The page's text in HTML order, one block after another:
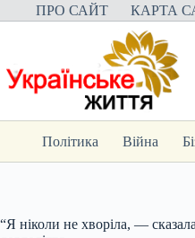
Перейти
до
ПРО САЙТ КАРТА
Політика Війна
“Я ніколи не хворіла, —